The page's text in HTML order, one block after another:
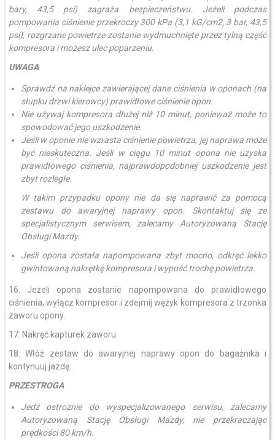
bary, 43,5 psi) zagraża bezpieczeństwu. Jeżeli podczas
pompowania ciśnienie przekroczy 300 kPa (3,1 kG/cm2, 3 bar, 43,5
psi), rozgrzane powietrze zostanie wydmuchnięte przez tylną część
kompresora i możesz ulec poparzeniu.
UWAGA
Sprawdź na naklejce zawierającej dane ciśnienia w oponach (na
słupku drzwi kierowcy) prawidłowe ciśnienie opon.
Nie używaj kompresora dłużej niż 10 minut, ponieważ może to
spowodować jego uszkodzenie.
Jeśli w oponie nie wzrasta ciśnienie powietrza, jej naprawa może
być nieskuteczna. Jeśli w ciągu 10 minut opona nie uzyska
prawidłowego ciśnienia, najprawdopodobniej uszkodzenie jest
zbyt rozległe.
W takim przypadku opony nie da się naprawić za pomocą
zestawu do awaryjnej naprawy opon. Skontaktuj się ze
specjalistycznym serwisem, zalecamy Autoryzowaną Stację
Obsługi Mazdy.
Jeśli opona została napompowana zbyt mocno, odkręć lekko
gwintowaną nakrętkę kompresora i wypuść trochę powietrza.
16. Jeżeli opona zostanie napompowana do prawidłowego
ciśnienia, wyłącz kompresor i zdejmij wężyk kompresora z trzonka
zaworu opony.
17. Nakręć kapturek zaworu.
18. Włóż zestaw do awaryjnej naprawy opon do bagażnika i
kontynuuj jazdę.
PRZESTROGA
Jedź ostrożnie do wyspecjalizowanego serwisu, zalecamy
Autoryzowaną Stację Obsługi Mazdy, nie przekraczając
prędkości 80 km/h.